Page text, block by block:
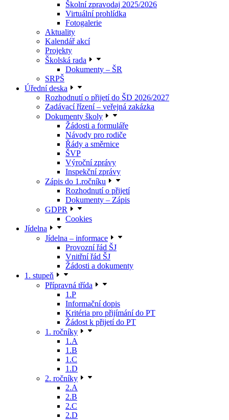
Školní zpravodaj 2025/2026
Virtuální prohlídka
Fotogalerie
Aktuality
Kalendář akcí
Projekty
Školská rada
Dokumenty – ŠR
SRPŠ
Úřední deska
Rozhodnutí o přijetí do ŠD 2026/2027
Zadávací řízení – veřejná zakázka
Dokumenty školy
Žádosti a formuláře
Návody pro rodiče
Řády a směrnice
ŠVP
Výroční zprávy
Inspekční zprávy
Zápis do 1.ročníku
Rozhodnutí o přijetí
Dokumenty – Zápis
GDPR
Cookies
Jídelna
Jídelna – informace
Provozní řád ŠJ
Vnitřní řád ŠJ
Žádosti a dokumenty
1. stupeň
Přípravná třída
1.P
Informační dopis
Kritéria pro přijímání do PT
Žádost k přijetí do PT
1. ročníky
1.A
1.B
1.C
1.D
2. ročníky
2.A
2.B
2.C
2.D